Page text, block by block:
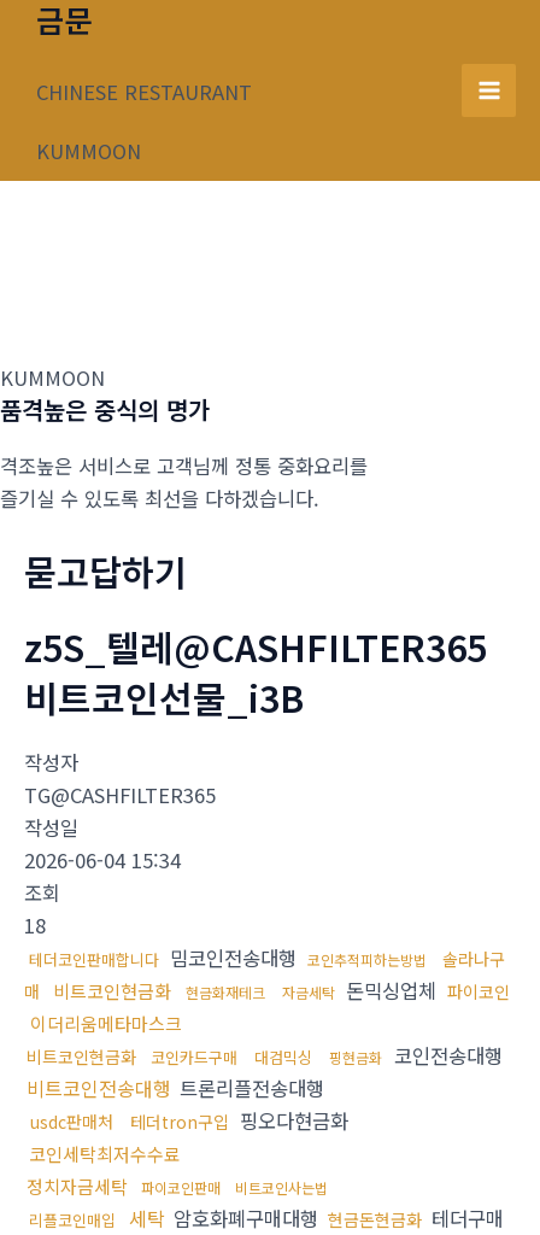
너
금문
CHINESE RESTAURANT
KUMMOON
Main
KUMMOON
품격높은 중식의 명가
격조높은 서비스로 고객님께 정통 중화요리를
즐기실 수 있도록 최선을 다하겠습니다.
묻고답하기
z5S_텔레@CASHFILTER365
비트코인선물_i3B
작성자
TG@CASHFILTER365
작성일
2026-06-04 15:34
조회
18
테더코인판매합니다 밈코인전송대행 코인추적피하는방법
솔라나구
매
비트코인현금화 현금화재테크 자금세탁 돈믹싱업체 파이코인
이더리움메타마스크
비트코인현금화 코인카드구매 대검믹싱 핑현금화 코인전송대행
비트코인전송대행 트론리플전송대행
usdc판매처 테더tron구입 핑오다현금화
코인세탁최저수수료
정치자금세탁
파이코인판매 비트코인사는법
리플코인매입 세탁 암호화폐구매대행 현금돈현금화 테더구매